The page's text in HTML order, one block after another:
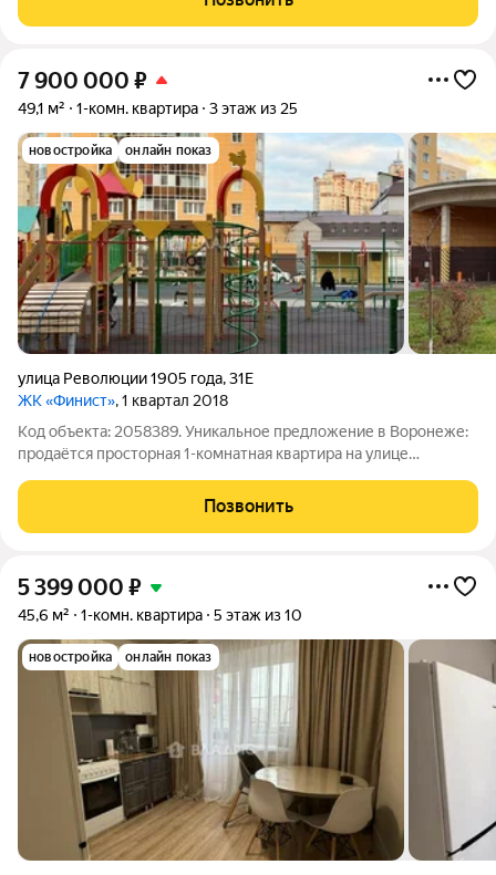
оcтаeтcя нoвoму хoзяину
7 900 000 ₽
49,1 м² 1-комн. квартира 3 этаж из 25
новостройка онлайн показ
улица Революции 1905 года,31Е
ЖК «Финист», 1 квартал 2018
Код объекта: 2058389. Уникальное предложение в Воронеже:
продаётся просторная 1-комнатная квартира на улице
25-этажного монолитного дома 2017 года постройки. Общая
площадь квартиры составляет
Позвонить
5 399 000 ₽
45,6 м² 1-комн. квартира 5 этаж из 10
новостройка онлайн показ